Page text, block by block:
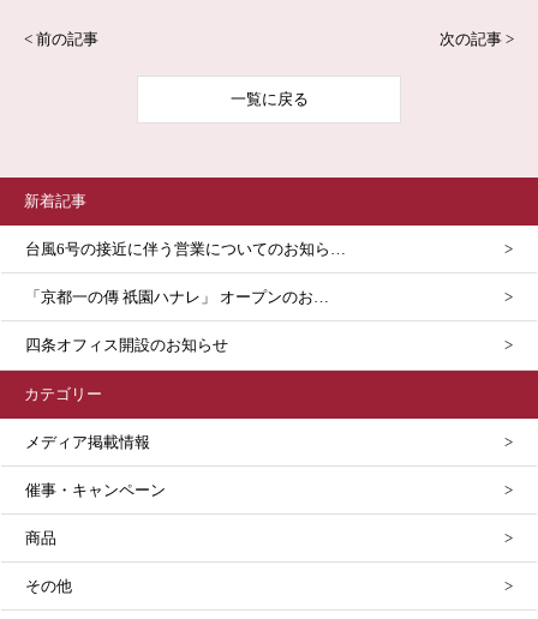
< 前の記事
一覧に戻る
次の記事 >
新着記事
台風6号の接近に伴う営業についてのお知ら…
「京都一の傳 祇園ハナレ」 オープンのお…
四条オフィス開設のお知らせ
カテゴリー
メディア掲載情報
催事・キャンペーン
商品
その他